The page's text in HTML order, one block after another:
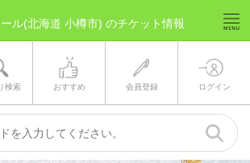
ル(北海道 小樽市) のチケット情報
検索 おすすめ 会員登録 ログイン